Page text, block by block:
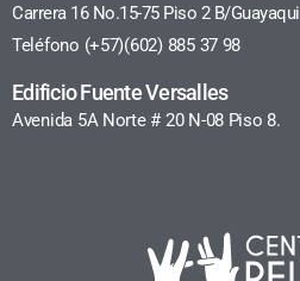
Carrera 16 No.15-75 Piso 2 B/Guayaquil
Teléfono (+57)(602) 885 37 98
Edificio Fuente Versalles
Avenida 5A Norte # 20 N-08 Piso 8.